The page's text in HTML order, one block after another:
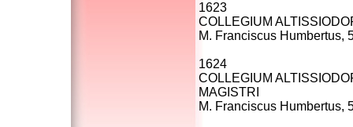
1623
COLLEGIUM
M. Franciscus Humbertus,
1624
COLLEGIUM
MAGISTRI
M. Franciscus Humbertus,